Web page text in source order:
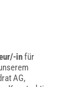
infür
AG,